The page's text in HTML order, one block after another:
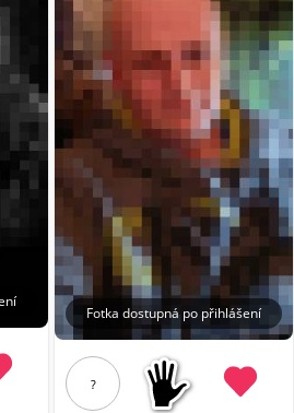
Fotka dostupná po přihlášení
?